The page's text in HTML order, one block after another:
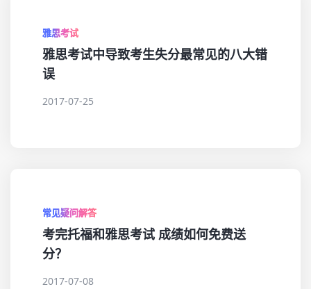
雅思考试
雅思考试中导致考生失分最常见的八大错
误
2017-07-25
常见疑问解答
考完托福和雅思考试 成绩如何免费送
分？
2017-07-08